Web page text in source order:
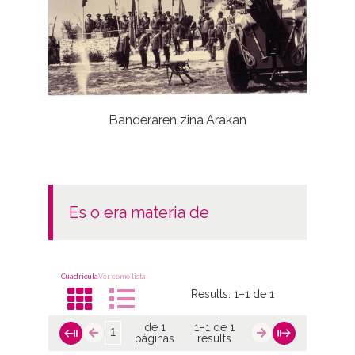
Banderaren zina Arakan
es o era materia de
CuadrículaVer como lista
Results:1–1 de 1
de 1
páginas
1–1 de 1
results